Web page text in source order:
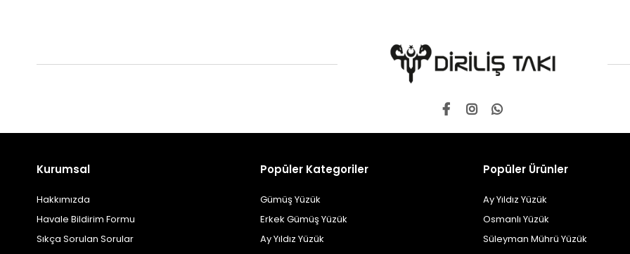
Kurumsal
Hakkımızda
Havale Bildirim Formu
Sıkça Sorulan Sorular
Popüler Kategoriler
Gümüş Yüzük
Erkek Gümüş Yüzük
Ay Yıldız Yüzük
Popüler Ürünler
Ay Yıldız Yüzük
Osmanlı Yüzük
Süleyman Mührü Yüzük